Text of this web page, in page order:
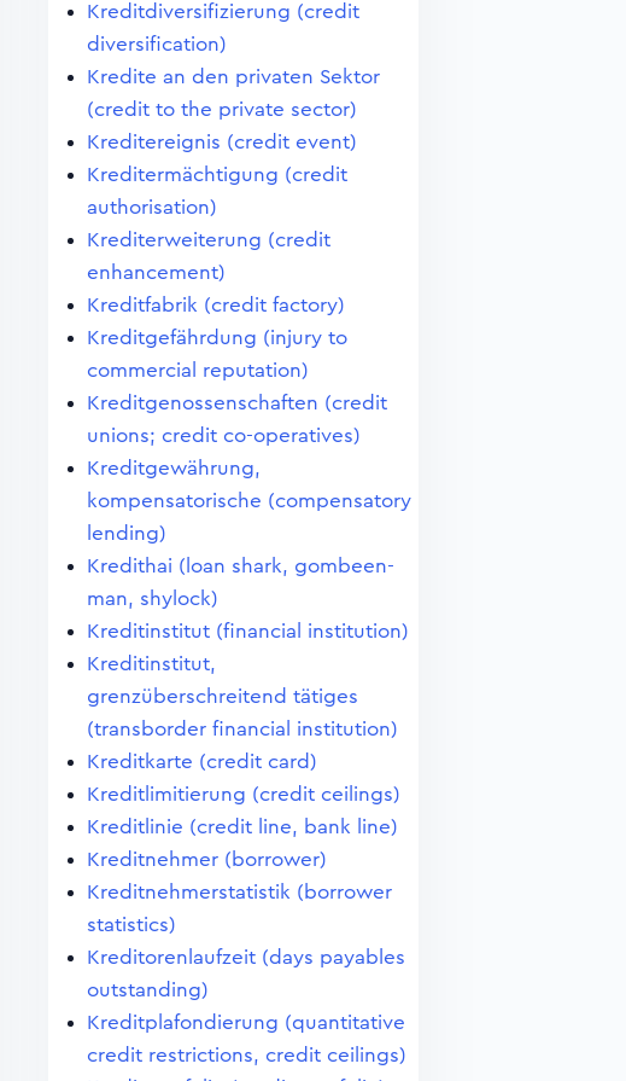
Kreditdiversifizierung (credit
diversification)
Kredite an den privaten Sektor
(credit to the private sector)
Kreditereignis (credit event)
Kreditermächtigung (credit
authorisation)
Krediterweiterung (credit
enhancement)
Kreditfabrik (credit factory)
Kreditgefährdung (injury to
commercial reputation)
Kreditgenossenschaften (credit
unions; credit co-operatives)
Kreditgewährung,
kompensatorische (compensatory
lending)
Kredithai (loan shark, gombeen-
man, shylock)
Kreditinstitut (financial institution)
Kreditinstitut,
grenzüberschreitend tätiges
(transborder financial institution)
Kreditkarte (credit card)
Kreditlimitierung (credit ceilings)
Kreditlinie (credit line, bank line)
Kreditnehmer (borrower)
Kreditnehmerstatistik (borrower
statistics)
Kreditorenlaufzeit (days payables
outstanding)
Kreditplafondierung (quantitative
credit restrictions, credit ceilings)